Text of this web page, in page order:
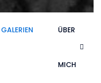
GALERIEN ÜBER
MICH